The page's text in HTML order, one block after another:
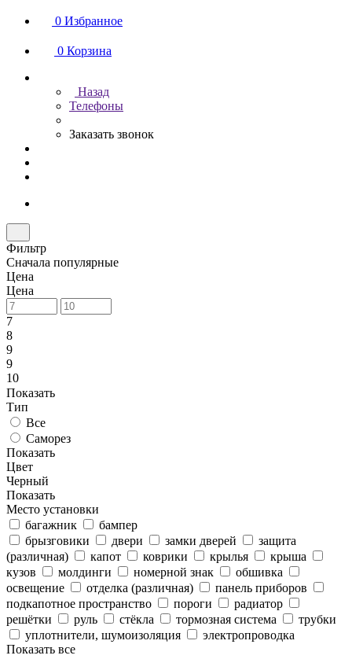
0 Избранное
0 Корзина
Назад
Телефоны
Заказать звонок
Фильтр
Сначала популярные
Цена
Цена
7
8
9
9
10
Показать
Тип
Все
Саморез
Показать
Цвет
Черный
Показать
Место установки
багажник
бампер
брызговики
двери замки дверей
защита
(различная)
капот коврики крылья
крыша
кузов
молдинги номерной знак
обшивка
освещение
отделка (различная)
панель приборов
подкапотное пространство
пороги
радиатор
решётки
руль стёкла тормозная система
трубки
уплотнители, шумоизоляция
электропроводка
Показать все